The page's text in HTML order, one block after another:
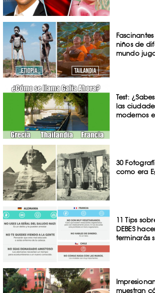
niños de
mundo
Test:
las
modernos
30
como era
11 Tips
DEBES
terminarás
muestran